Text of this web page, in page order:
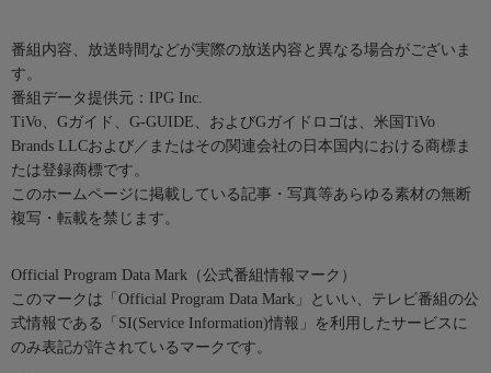
番組内容、放送時間などが実際の放送内容と異なる場合がございま
す。
番組データ提供元：IPG Inc.
TiVo、Gガイド、G-GUIDE、およびGガイドロゴは、米国TiVo
Brands LLCおよび／またはその関連会社の日本国内における商標ま
たは登録商標です。
このホームページに掲載している記事・写真等あらゆる素材の無断
複写・転載を禁じます。
Official Program Data Mark（公式番組情報マーク）
このマークは「Official Program Data Mark」といい、テレビ番組の公
式情報である「SI(Service Information)情報」を利用したサービスに
のみ表記が許されているマークです。